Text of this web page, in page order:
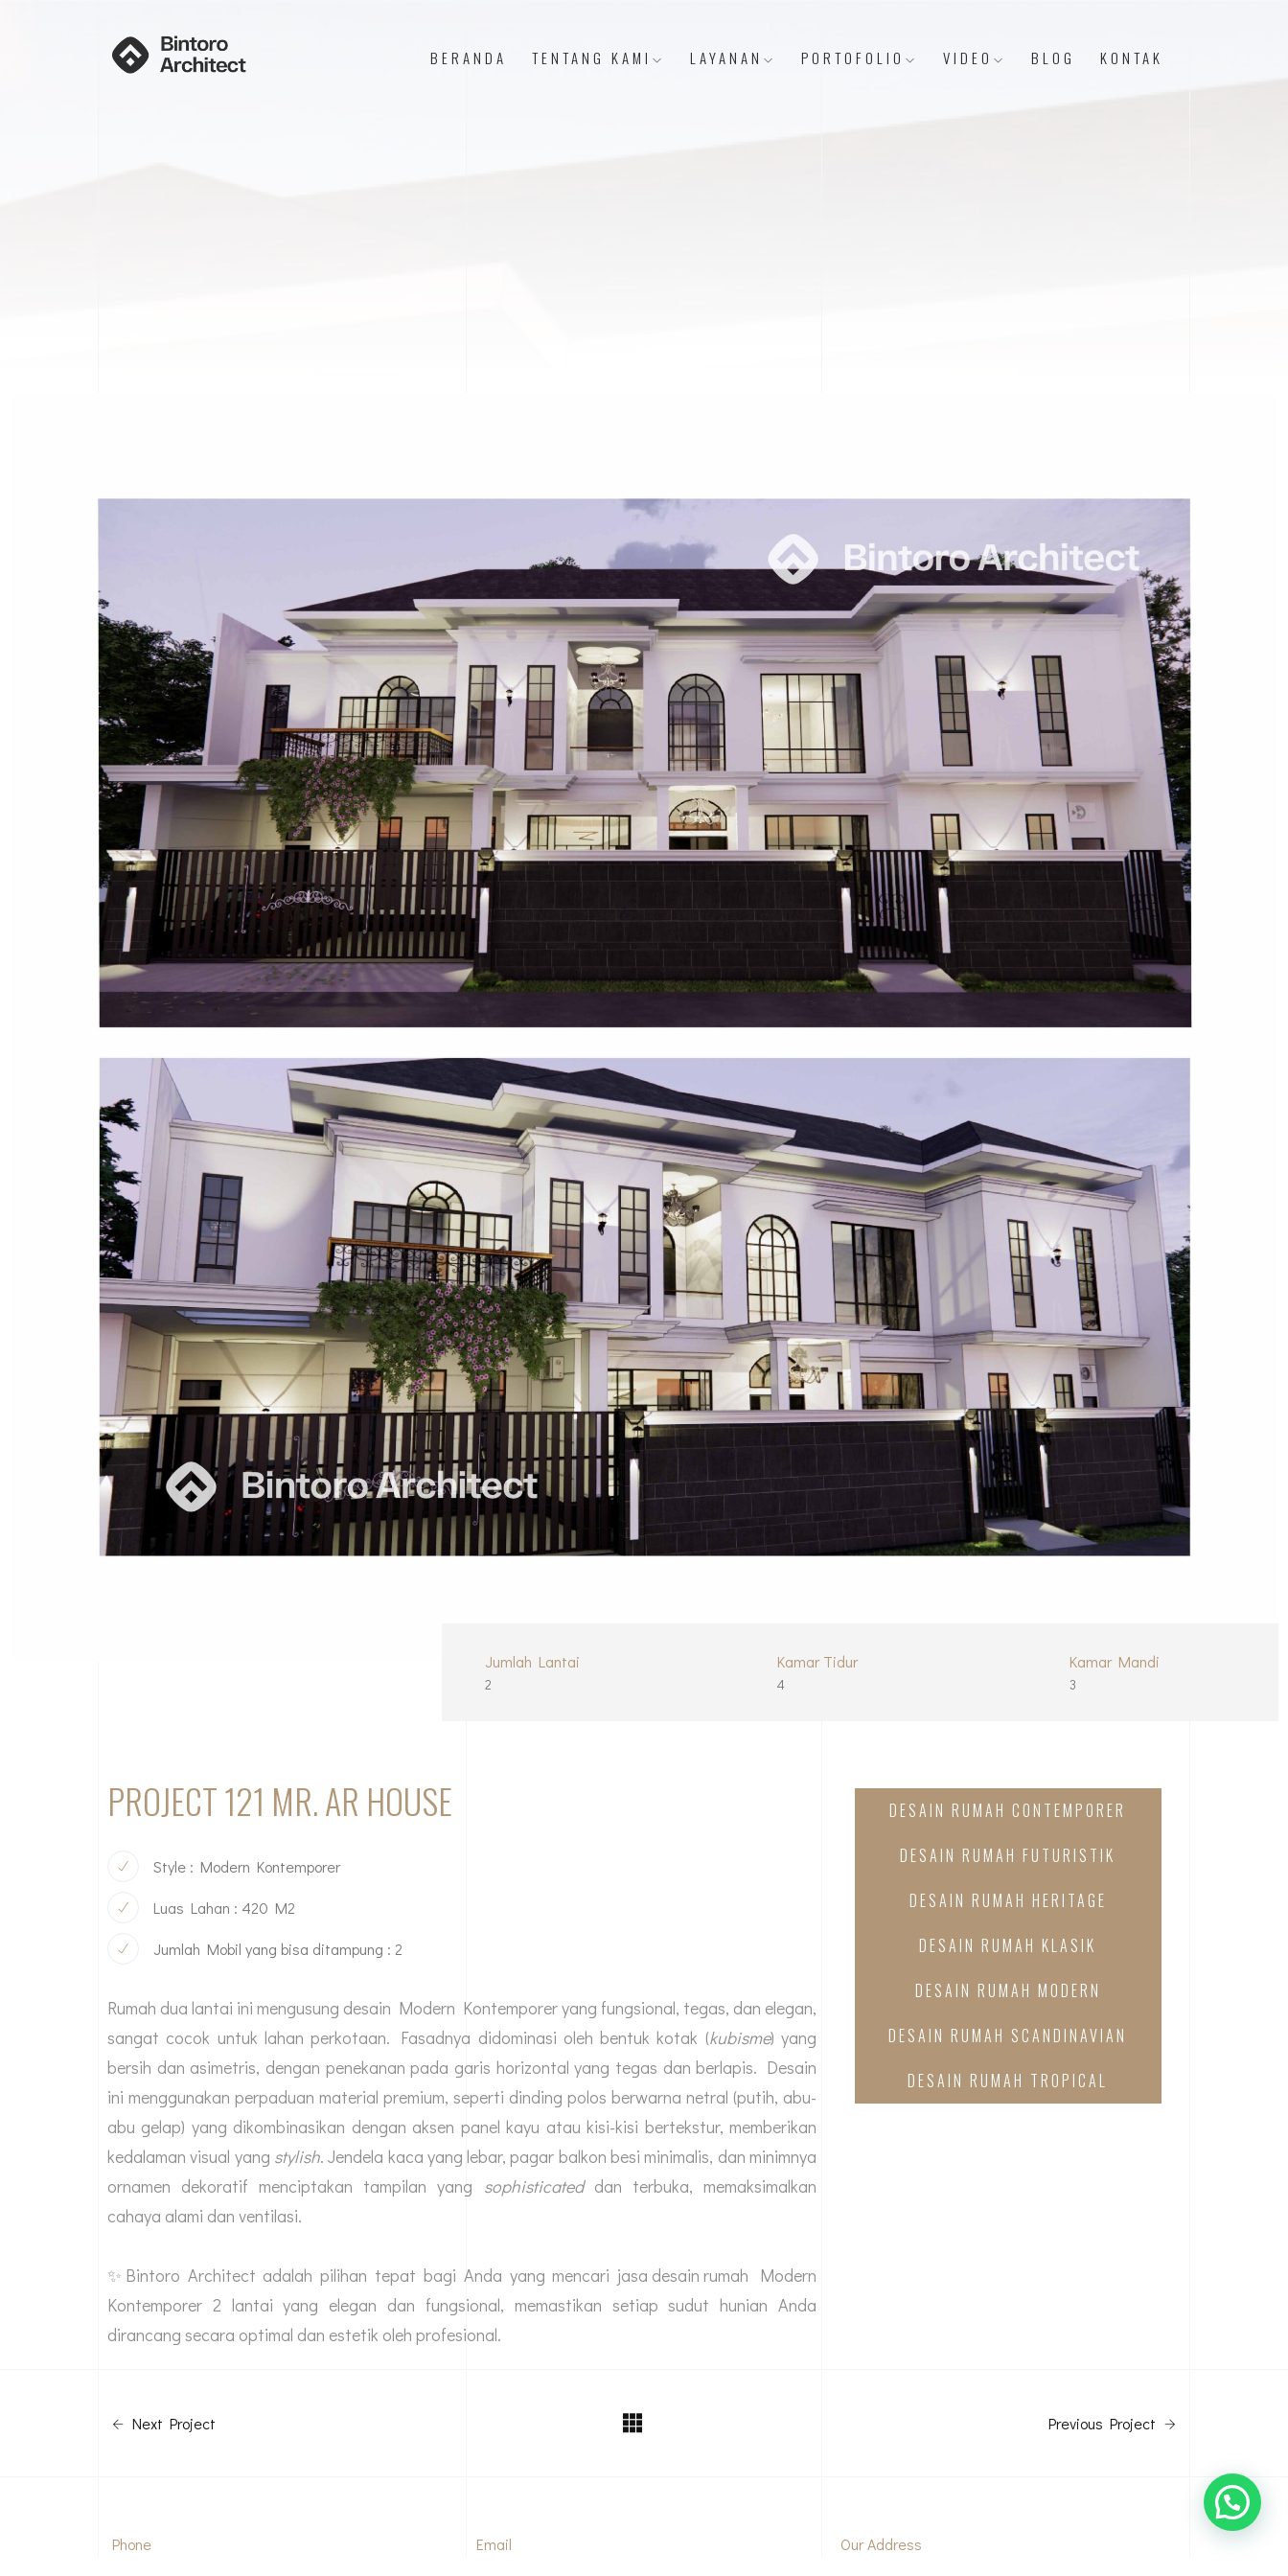
BERANDA TENTANG KAMI LAYANAN PORTOFOLIO VIDEO BLOG KONTAK
Jumlah Lantai
2
Kamar Tidur
4
Kamar Mandi
3
PROJECT 121 MR. AR HOUSE
Style : Modern Kontemporer
Luas Lahan : 420 M2
Jumlah Mobil yang bisa ditampung : 2
Rumah dua lantai ini mengusung desain Modern Kontemporer yang fungsional, tegas, dan elegan,
sangat cocok untuk lahan perkotaan. Fasadnya didominasi oleh bentuk kotak (kubisme) yang
bersih dan asimetris, dengan penekanan pada garis horizontal yang tegas dan berlapis. Desain
ini menggunakan perpaduan material premium, seperti dinding polos berwarna netral (putih, abu-
abu gelap) yang dikombinasikan dengan aksen panel kayu atau kisi-kisi bertekstur, memberikan
kedalaman visual yang stylish. Jendela kaca yang lebar, pagar balkon besi minimalis, dan minimnya
ornamen dekoratif menciptakan tampilan yang sophisticateddan terbuka, memaksimalkan
cahaya alami dan ventilasi.
✨Bintoro Architect adalah pilihan tepat bagi Anda yang mencari jasa desain rumah Modern
Kontemporer 2 lantai yang elegan dan fungsional, memastikan setiap sudut hunian Anda
dirancang secara optimal dan estetik oleh profesional.
DESAIN RUMAH CONTEMPORER
DESAIN RUMAH FUTURISTIK
DESAIN RUMAH HERITAGE
DESAIN RUMAH KLASIK
DESAIN RUMAH MODERN
DESAIN RUMAH SCANDINAVIAN
DESAIN RUMAH TROPICAL
Next Project Previous Project
Phone
Email
Our Address